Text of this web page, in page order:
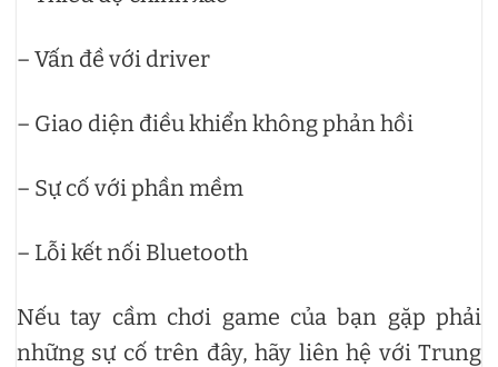
– Vấn đề với driver
– Giao diện điều khiển không phản hồi
– Sự cố với phần mềm
– Lỗi kết nối Bluetooth
Nếu tay cầm chơi game của bạn gặp phải
những sự cố trên đây, hãy liên hệ với Trung